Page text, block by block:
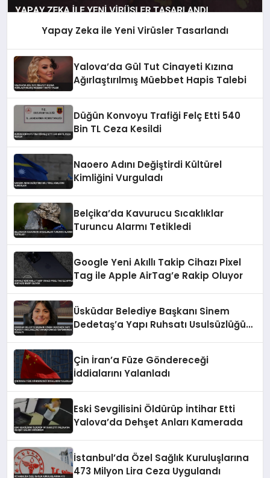
Yapay Zeka ile Yeni Virüsler Tasarlandı
Yalova’da Gül Tut Cinayeti Kızına
Ağırlaştırılmış Müebbet Hapis Talebi
Düğün Konvoyu Trafiği Felç Etti 540
Bin TL Ceza Kesildi
Naoero Adını Değiştirdi Kültürel
Kimliğini Vurguladı
Belçika’da Kavurucu Sıcaklıklar
Turuncu Alarmı Tetikledi
Google Yeni Akıllı Takip Cihazı Pixel
Tag ile Apple AirTag’e Rakip Oluyor
Üsküdar Belediye Başkanı Sinem
Dedetaş’a Yapı Ruhsatı Usulsüzlüğü
Çin İran’a Füze Göndereceği
İddialarını Yalanladı
Eski Sevgilisini Öldürüp İntihar Etti
Yalova’da Dehşet Anları Kamerada
İstanbul’da Özel Sağlık Kuruluşlarına
473 Milyon Lira Ceza Uygulandı